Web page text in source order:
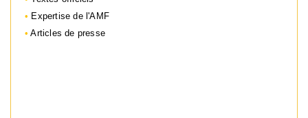
Expertise de l'AMF
Articles de presse